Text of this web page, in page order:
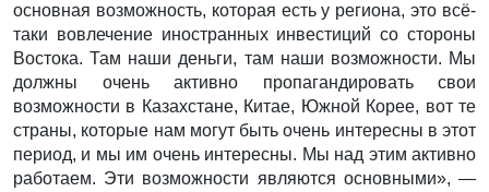
основная возможность, которая есть у региона, это всё-
таки вовлечение иностранных инвестиций со стороны
Востока. Там наши деньги, там наши возможности. Мы
должны очень активно пропагандировать свои
возможности в Казахстане, Китае, Южной Корее, вот те
страны, которые нам могут быть очень интересны в этот
период, и мы им очень интересны. Мы над этим активно
работаем. Эти возможности являются основными», —